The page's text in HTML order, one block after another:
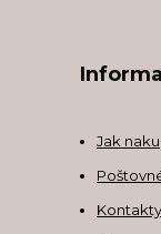
Jak
Kontakty